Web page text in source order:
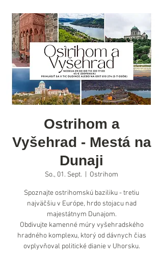
Ostrihom a
Vyšehrad - Mestá na
Dunaji
So., 01. Sept. Ostrihom
Spoznajte ostrihomskú baziliku - tretiu
najväčšiu v Európe, hrdo stojacu nad
majestátnym Dunajom.
Obdivujte kamenné múry vyšehradského
hradného komplexu, ktorý od dávnych čias
ovplyvňoval politické dianie v Uhorsku.